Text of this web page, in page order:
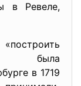
в Ревеле,
была
в 1719